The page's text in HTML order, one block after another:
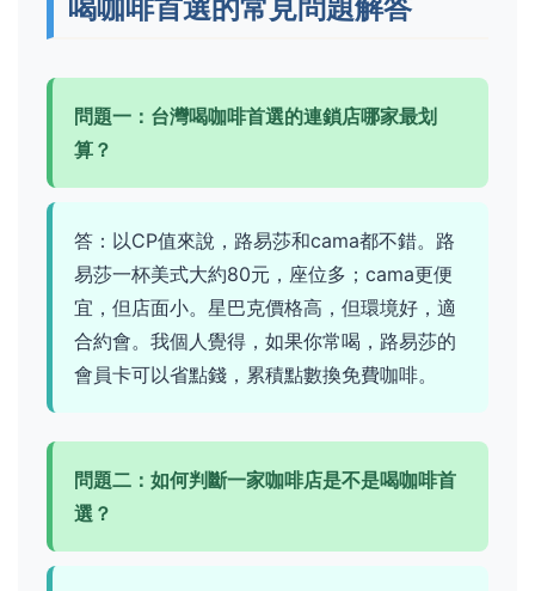
喝咖啡首選的常見問題解答
問題一：台灣喝咖啡首選的連鎖店哪家最划
算？
答：以CP值來說，路易莎和cama都不錯。路
易莎一杯美式大約80元，座位多；cama更便
宜，但店面小。星巴克價格高，但環境好，適
合約會。我個人覺得，如果你常喝，路易莎的
會員卡可以省點錢，累積點數換免費咖啡。
問題二：如何判斷一家咖啡店是不是喝咖啡首
選？